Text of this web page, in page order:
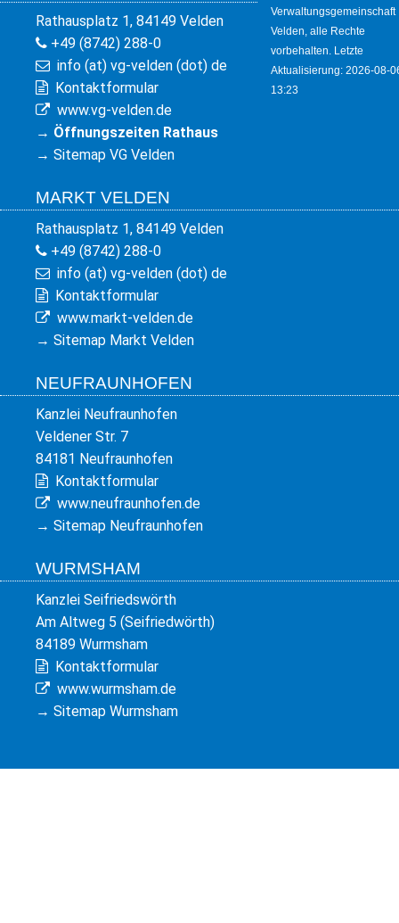
Rathausplatz 1, 84149 Velden
+49 (8742) 288-0
info (at) vg-velden (dot) de
Kontaktformular
www.vg-velden.de
→ Öffnungszeiten Rathaus
→ Sitemap VG Velden
MARKT VELDEN
Rathausplatz 1, 84149 Velden
+49 (8742) 288-0
info (at) vg-velden (dot) de
Kontaktformular
www.markt-velden.de
→ Sitemap Markt Velden
NEUFRAUNHOFEN
Kanzlei Neufraunhofen
Veldener Str. 7
84181 Neufraunhofen
Kontaktformular
www.neufraunhofen.de
→ Sitemap Neufraunhofen
WURMSHAM
Kanzlei Seifriedswörth
Am Altweg 5 (Seifriedwörth)
84189 Wurmsham
Kontaktformular
www.wurmsham.de
→ Sitemap Wurmsham
Verwaltungsgemeinschaft
Velden, alle Rechte
vorbehalten. Letzte
Aktualisierung: 2026-08-
13:23